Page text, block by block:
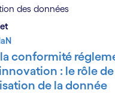
des données
la conformité
: le rôle de
de la donnée